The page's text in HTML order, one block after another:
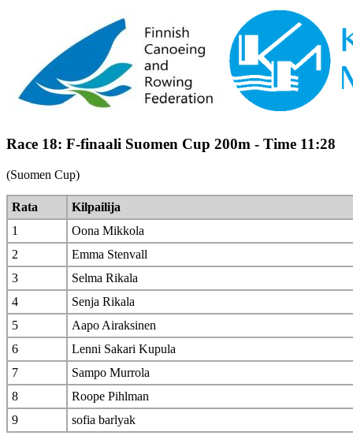
Race 18: F-finaali Suomen Cup 200m - Time 11:28
(Suomen Cup)
Rata
Kilpailija
1
Oona Mikkola
2
Emma Stenvall
3
Selma Rikala
4
Senja Rikala
5
Aapo Airaksinen
6
Lenni Sakari Kupula
7
Sampo Murrola
8
Roope Pihlman
9
sofia barlyak